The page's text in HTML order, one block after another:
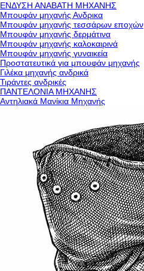
ΕΝΔΥΣΗ ΑΝΑΒΑΤΗ ΜΗΧΑΝΗΣ
Μπουφάν μηχανής Ανδρικα
Μπουφάν μηχανής τεσσάρων εποχών
Μπουφάν μηχανής δερμάτινα
Μπουφάν μηχανής καλοκαιρινά
Μπουφάν μηχανής γυναικεία
Προστατευτικά για μπουφάν μηχανής
Γιλέκα μηχανής ανδρικά
Τιράντες ανδρικές
ΠΑΝΤΕΛΟΝΙΑ ΜΗΧΑΝΗΣ
Αντηλιακά Μανίκια Μηχανής